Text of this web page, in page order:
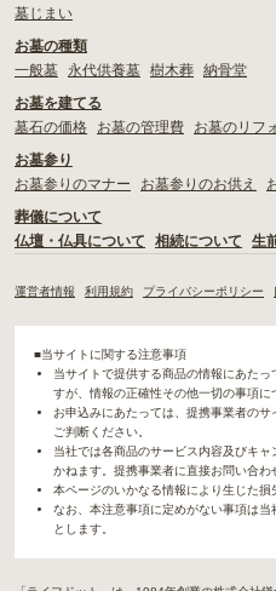
墓じまい
お墓の種類
一般墓
永代供養墓 樹木葬 納骨堂
お墓を建てる
墓石の価格
お墓の管理費
お墓のリフ
お墓参り
お墓参りのマナー
お墓参りのお供え
葬儀について
仏壇・仏具について
相続について 生
運営者情報 利用規約 プライバシーポリシー
■当サイトに関する注意事項
当サイトで提供する商品の情報にあた
すが、情報の正確性その他一切の事項に
お申込みにあたっては、提携事業者の
ご判断ください。
当社では各商品のサービス内容及びキ
かねます。提携事業者に直接お問い合わ
本ページのいかなる情報により生じた損
なお、本注意事項に定めがない事項は
とします。